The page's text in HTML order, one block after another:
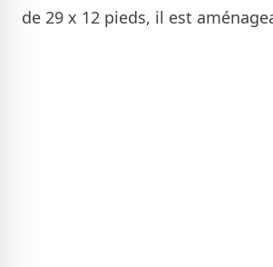
de 29 x 12 pieds, il est